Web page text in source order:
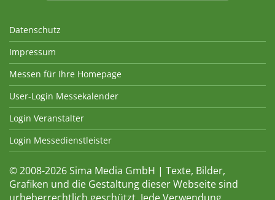
Datenschutz
Impressum
Messen für Ihre Homepage
User-Login Messekalender
Login Veranstalter
Login Messedienstleister
© 2008-2026 Sima Media GmbH | Texte, Bilder,
Grafiken und die Gestaltung dieser Webseite sind